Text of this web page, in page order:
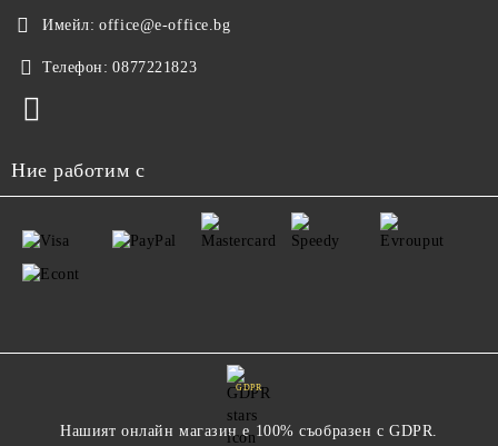
Имейл: office@e-office.bg
Телефон: 0877221823
Ние работим с
GDPR
Нашият онлайн магазин е 100% съобразен с GDPR.